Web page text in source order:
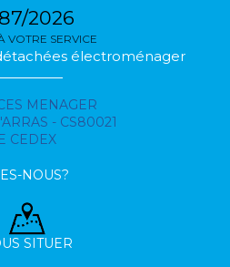
2026
VOTRE SERVICE
électroménager
MENAGER
- CS80021
CEDEX
NOUS?
SITUER